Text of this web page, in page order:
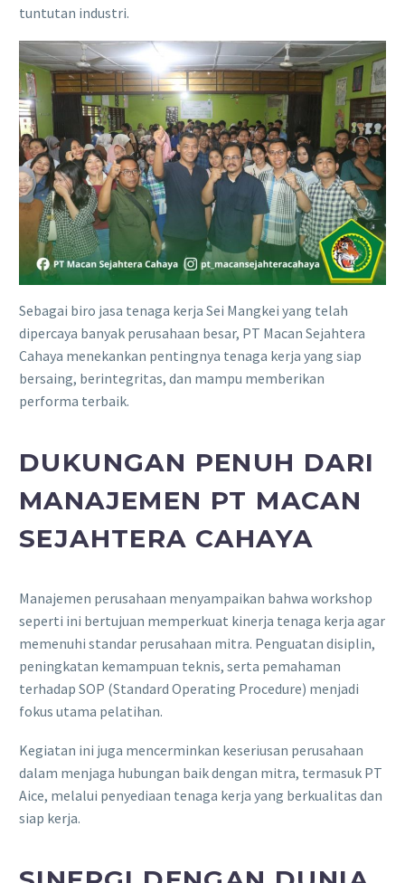
tuntutan industri.
Sebagai biro jasa tenaga kerja Sei Mangkei yang telah
dipercaya banyak perusahaan besar, PT Macan Sejahtera
Cahaya menekankan pentingnya tenaga kerja yang siap
bersaing, berintegritas, dan mampu memberikan
performa terbaik.
DUKUNGAN PENUH DARI
MANAJEMEN PT MACAN
SEJAHTERA CAHAYA
Manajemen perusahaan menyampaikan bahwa workshop
seperti ini bertujuan memperkuat kinerja tenaga kerja agar
memenuhi standar perusahaan mitra. Penguatan disiplin,
peningkatan kemampuan teknis, serta pemahaman
terhadap SOP (Standard Operating Procedure) menjadi
fokus utama pelatihan.
Kegiatan ini juga mencerminkan keseriusan perusahaan
dalam menjaga hubungan baik dengan mitra, termasuk PT
Aice, melalui penyediaan tenaga kerja yang berkualitas dan
siap kerja.